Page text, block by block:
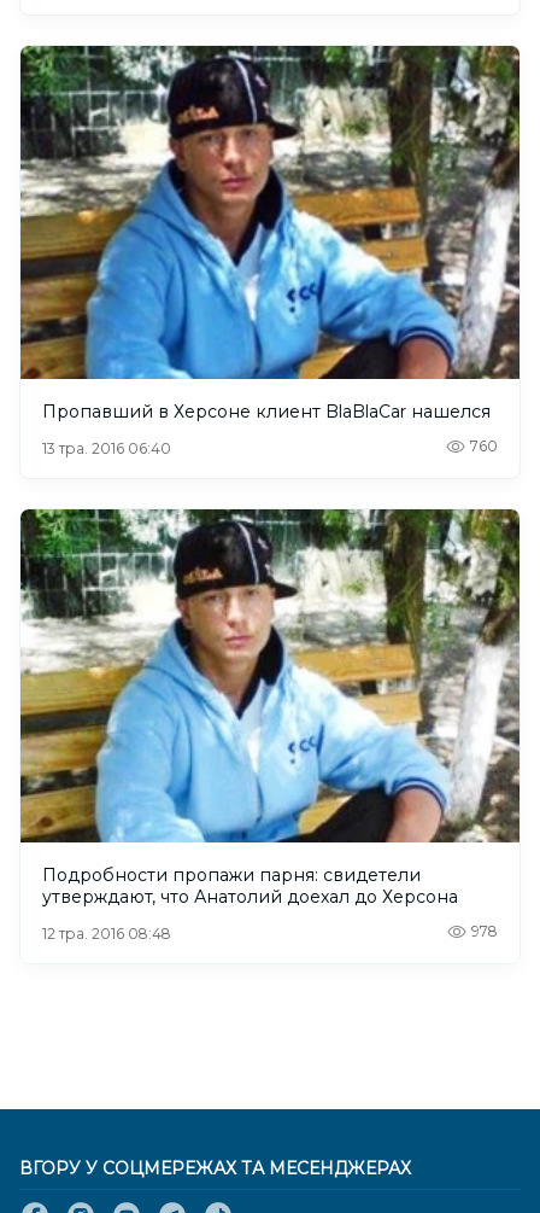
Пропавший в Херсоне клиент BlaBlaCar нашелся
13 тра. 2016 06:40 760
Подробности пропажи парня: свидетели
утверждают, что Анатолий доехал до Херсона
12 тра. 2016 08:48 978
ВГОРУ У СОЦМЕРЕЖАХ ТА МЕСЕНДЖЕРАХ